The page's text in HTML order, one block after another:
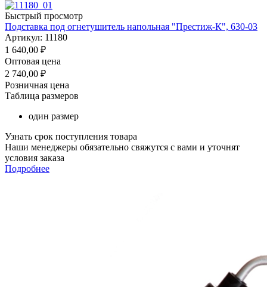
Быстрый просмотр
Подставка под огнетушитель напольная "Престиж-К", 630-03
Артикул: 11180
1 640,00 ₽
Оптовая цена
2 740,00 ₽
Розничная цена
Таблица размеров
один размер
Узнать срок поступления товара
Наши менеджеры обязательно свяжутся с вами и уточнят
условия заказа
Подробнее